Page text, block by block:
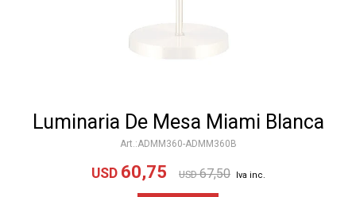
Luminaria De Mesa Miami Blanca
ADMM360-ADMM360B
USD 60,75 USD 67,50